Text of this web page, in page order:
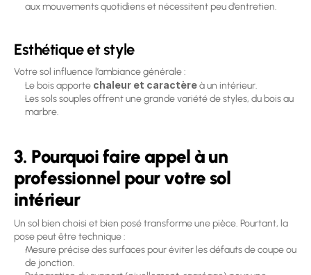
aux mouvements quotidiens et nécessitent peu d’entretien.
Esthétique et style
Votre sol influence l’ambiance générale :
Le bois apporte chaleur et caractère à un intérieur.
Les sols souples offrent une grande variété de styles, du bois au
marbre.
3. Pourquoi faire appel à un
professionnel pour votre sol
intérieur
Un sol bien choisi et bien posé transforme une pièce. Pourtant, la
pose peut être technique :
Mesure précise des surfaces pour éviter les défauts de coupe ou
de jonction.